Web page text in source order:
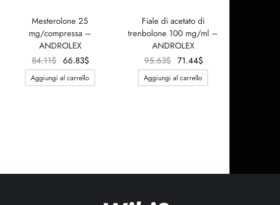
Mesterolone 25
mg/compressa –
ANDROLEX
84.11$
Il
prezzo
originale
66.83$
prezzo
attuale
Aggiungi al carrello
Fiale di acetato di
trenbolone 100 mg/ml –
ANDROLEX
95.63$
Il
prezzo
originale
71.44$
prezzo
attuale
Aggiungi al carrello